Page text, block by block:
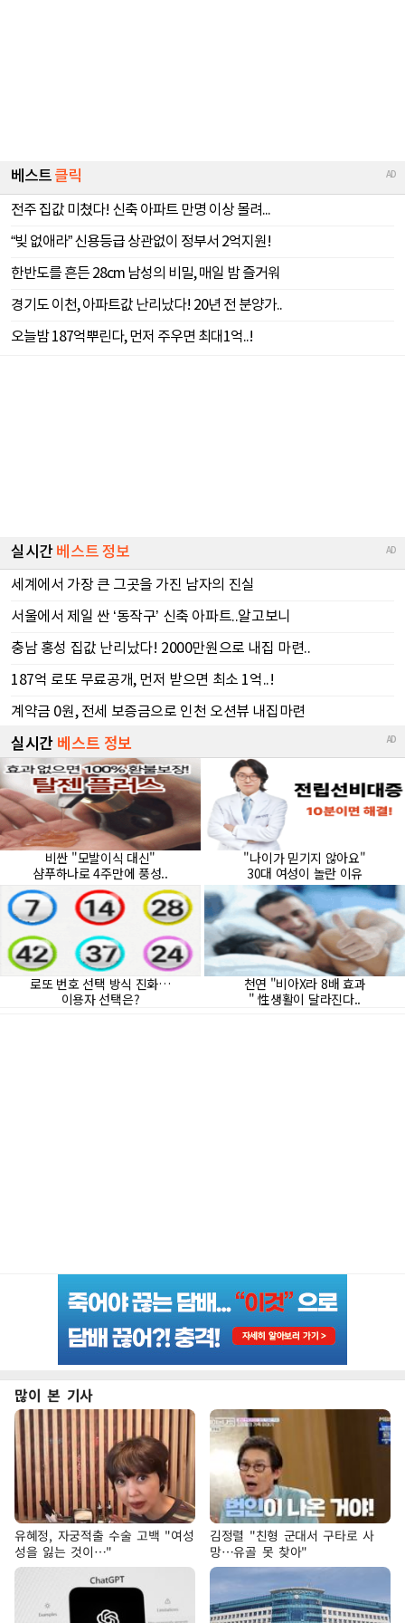
많이 본 기사
유혜정, 자궁적출 수술 고백 "여성
성을 잃는 것이…"
김정렬 "친형 군대서 구타로 사
망…유골 못 찾아"